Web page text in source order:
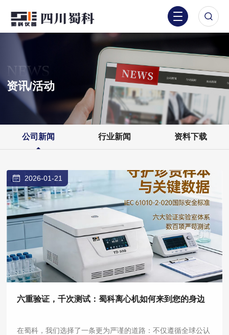
NEWS
资讯/活动
公司新闻 行业新闻 资料下载
2026-01-21
六重验证，千次测试：蜀科离心机如何来到您的身边
在蜀科，我们选择了一条更为严谨的道路：不仅遵循全球公认